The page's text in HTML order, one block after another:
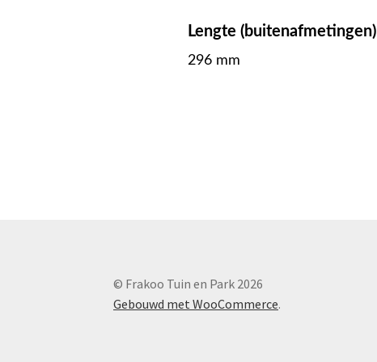
Lengte (buitenafmetingen)
296 mm
© Frakoo Tuin en Park 2026
Gebouwd met WooCommerce.